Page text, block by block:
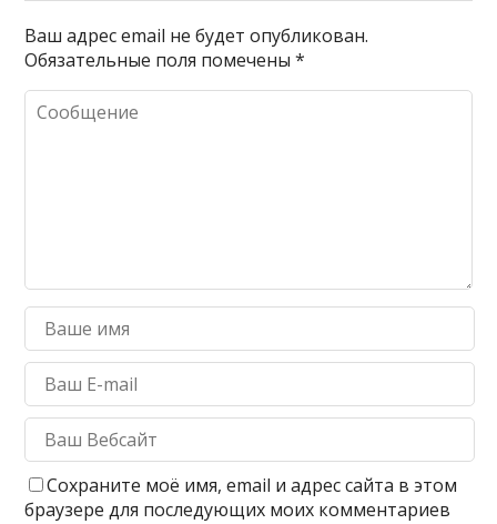
Ваш адрес email не будет опубликован.
Обязательные поля помечены*
Сохраните моё имя, email и адрес сайта в этом
браузере для последующих моих комментариев